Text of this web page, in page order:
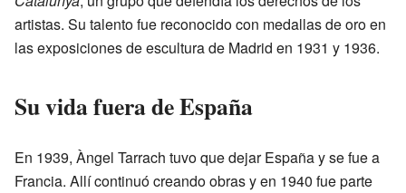
artistas. Su talento fue reconocido con medallas de oro en
las exposiciones de escultura de Madrid en 1931 y 1936.
Su vida fuera de España
En 1939, Àngel Tarrach tuvo que dejar España y se fue a
Francia. Allí continuó creando obras y en 1940 fue parte